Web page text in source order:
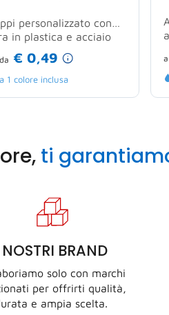
personalizzato con
in plastica e acciaio
progettato per
da € 0,49
1 colore inclusa
ti
NOSTRI BRAND
solo con marchi
per offrirti qualità,
e ampia scelta.